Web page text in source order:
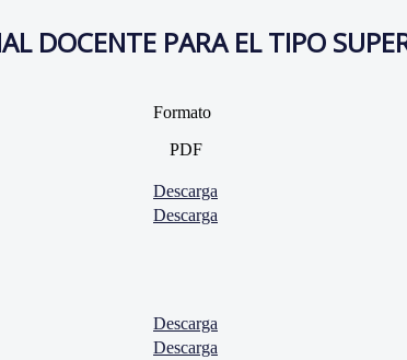
DOCENTE PARA EL TIPO
Formato
PDF
Descarga
Descarga
Descarga
Descarga